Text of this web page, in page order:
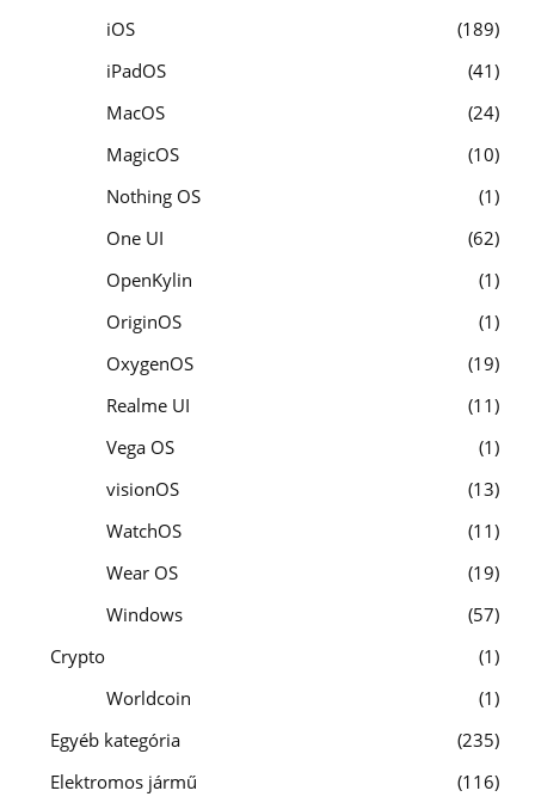
iOS
189
iPadOS
41
MacOS
24
MagicOS
10
Nothing OS
1
One UI
62
OpenKylin
1
OriginOS
1
OxygenOS
19
Realme UI
11
Vega OS
1
visionOS
13
WatchOS
11
Wear OS
19
Windows
57
Crypto
1
Worldcoin
1
Egyéb kategória
235
Elektromos jármű
116